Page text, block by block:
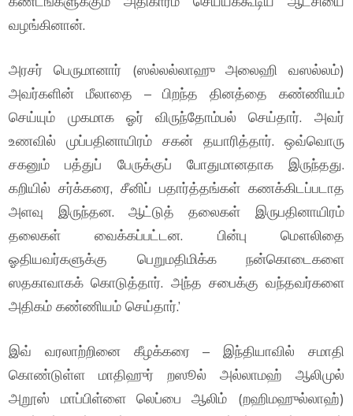
வழங்கினான்.
அரசர் பெருமானார் (ஸல்லல்லாஹு அலைஹி வஸல்லம்)
அவர்களின் மீலாதை – பிறந்த தினத்தை கண்ணியம்
செய்யும் முகமாக ஓர் விருந்தோம்பல் செய்தார். அவர்
உணவில் முப்பதினாயிரம் சகன் தயாரித்தார். ஒவ்வொரு
சகனும் பத்துப் பேருக்குப் போதுமானதாக இருந்தது.
கறியில் சர்க்கரை, சீனிப் பதார்த்தங்கள் கணக்கிடப்படாத
அளவு இருந்தன. ஆட்டுத் தலைகள் இருபதினாயிரம்
தலைகள் வைக்கப்பட்டன. பின்பு மௌலிதை
ஓதியவர்களுக்கு பெறுமதிமிக்க நன்கொடைகளை
ஸதகாவாகக் கொடுத்தார். அந்த சபைக்கு வந்தவர்களை
அதிகம் கண்ணியம் செய்தார்.’
இவ் வரலாற்றினை கீழக்கரை – இந்தியாவில் சமாதி
கொண்டுள்ள மாதிஹுர் றஸூல் அல்லாமஹ் ஆலிமுல்
அறூஸ் மாப்பிள்ளை லெப்பை ஆலிம் (றஹிமஹுல்லாஹ்)